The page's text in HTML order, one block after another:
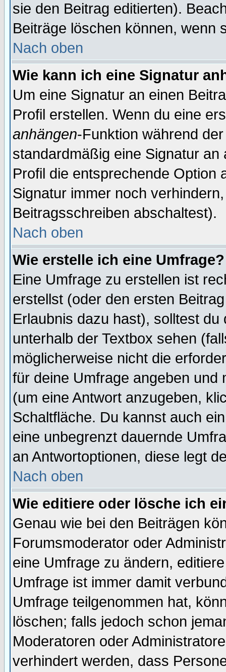
sie den Beitrag editierten).
Beiträge löschen können, wenn
Nach oben
Wie kann ich eine Signatur
Um eine Signatur an einen
Profil erstellen. Wenn du eine
anhängen-Funktion während
standardmäßig eine Signatur
Profil die entsprechende Option
Signatur immer noch
Beitragsschreiben abschaltest).
Nach oben
Wie erstelle ich eine Umfrage?
Eine Umfrage zu erstellen ist
erstellst (oder den ersten
Erlaubnis dazu hast), solltest
unterhalb der Textbox sehen
möglicherweise nicht die
für deine Umfrage angeben und
(um eine Antwort anzugeben,
Schaltfläche. Du kannst auch
eine unbegrenzt dauernde
an Antwortoptionen, diese legt
Nach oben
Wie editiere oder lösche ich
Genau wie bei den Beiträgen
Forumsmoderator oder
eine Umfrage zu ändern,
Umfrage ist immer damit
Umfrage teilgenommen hat,
löschen; falls jedoch schon
Moderatoren oder
verhindert werden, dass